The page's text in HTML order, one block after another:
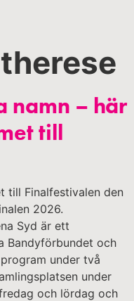
therese
namn – här
till
till Finalfestivalen den
2026.
Syd är ett
Bandyförbundet och
under två
under
och lördag och